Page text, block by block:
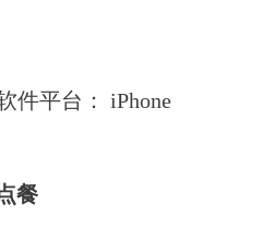
件平台： iPhone
餐